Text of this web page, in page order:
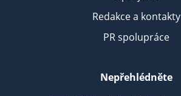
Redakce a kontakty
PR spolupráce
Nepřehlédněte